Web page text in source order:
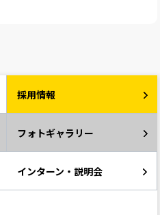
採用情報
フォトギャラリー
インターン・説明会